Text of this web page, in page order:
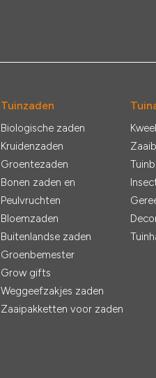
Tuinzaden
Biologische zaden
Kruidenzaden
Groentezaden
Bonen zaden en
Peulvruchten
Bloemzaden
Buitenlandse zaden
Groenbemester
Grow gifts
Weggeefzakjes zaden
Zaaipakketten voor zaden